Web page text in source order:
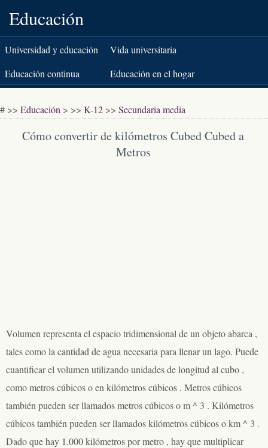
Educación
Universidad y educación
Vida universitaria
Educación continua
Educación en el hogar
Libros y literatura
# >> Educación > >> K-12 >> Secundaria media
Cómo convertir de kilómetros Cubed Cubed a
Metros
Volumen representa el espacio tridimensional de un objeto abarca ,
tales como la cantidad de agua necesaria para llenar un lago. Puede
cuantificar el volumen utilizando unidades de longitud al cubo ,
como metros cúbicos o en kilómetros cúbicos . Metros cúbicos
también pueden ser llamados metros cúbicos o m ^ 3 . Kilómetros
cúbicos también pueden ser llamados kilómetros cúbicos o km ^ 3 .
Dado que hay 1.000 kilómetros por metro , hay que multiplicar